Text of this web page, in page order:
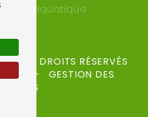
aquatique
DROITS RÉSERVÉS
-
GESTION DES
COOKIES